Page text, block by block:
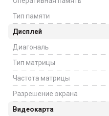
Тип памяти
Дисплей
Диагональ
Тип матрицы
Частота матрицы
Разрешение экрана
Видеокарта